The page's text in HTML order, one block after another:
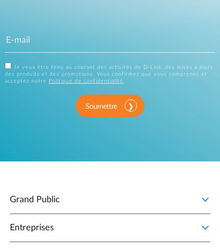
Je veux être tenu au courant des activités de D-Link, des mises à jours
des produits et des promotions. Vous confirmez que vous comprenez et
acceptez notre
Politique de confidentialité.
Soumettre
Grand Public
Entreprises